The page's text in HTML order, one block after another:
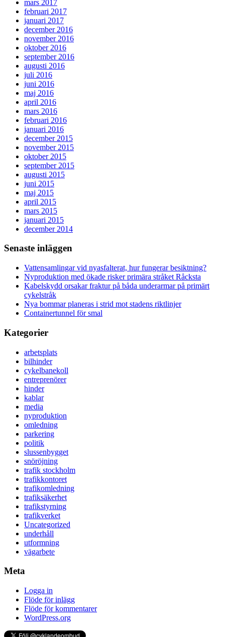
mars 2017
februari 2017
januari 2017
december 2016
november 2016
oktober 2016
september 2016
augusti 2016
juli 2016
juni 2016
maj 2016
april 2016
mars 2016
februari 2016
januari 2016
december 2015
november 2015
oktober 2015
september 2015
augusti 2015
juni 2015
maj 2015
april 2015
mars 2015
januari 2015
december 2014
Senaste inläggen
Vattensamlingar vid nyasfalterat, hur fungerar besiktning?
Nyproduktion med ökade risker primära stråket Råcksta
Kabelskydd orsakar fraktur på båda underarmar på primärt
cykelstråk
Nya bommar planeras i strid mot stadens riktlinjer
Containertunnel för smal
Kategorier
arbetsplats
bilhinder
cykelbanekoll
entreprenörer
hinder
kablar
media
nyproduktion
omledning
parkering
politik
slussenbygget
snöröjning
trafik stockholm
trafikkontoret
trafikomledning
trafiksäkerhet
trafikstyrning
trafikverket
Uncategorized
underhåll
utformning
vägarbete
Meta
Logga in
Flöde för inlägg
Flöde för kommentarer
WordPress.org